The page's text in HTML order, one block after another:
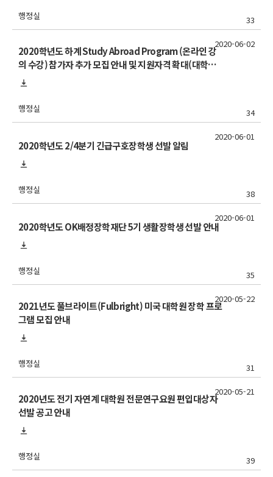
행정실 33
2020학년도 하계 Study Abroad Program (온라인 강
의 수강) 참가자 추가 모집 안내 및 지원자격 확대(대학원
재학생 지원 가능)
행정실 34
2020-06-02
2020학년도 2/4분기 긴급구호장학생 선발 알림
행정실 38
2020-06-01
2020학년도 OK배정장학재단 5기 생활장학생 선발 안내
행정실 35
2020-06-01
2021년도 풀브라이트(Fulbright) 미국 대학원 장학 프로
그램 모집 안내
행정실 31
2020-05-22
2020년도 전기 자연계 대학원 전문연구요원 편입대상자
선발 공고 안내
행정실 39
2020-05-21